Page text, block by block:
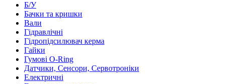
Б/У
Бачки та кришки
Вали
Гідравлічні
Гідропідсилювач керма
Гайки
Гумові O-Ring
Датчики, Сенсори, Сервотроніки
Електричні